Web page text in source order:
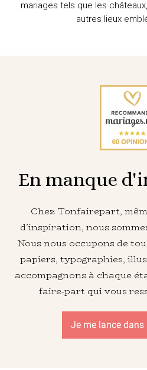
mariages tels que les
autres lieux
En manque
Chez Tonfairepart,
d’inspiration, nous
Nous nous occupons de
papiers, typographies,
accompagnons à chaque
faire-part qui vous
Je me lance dans